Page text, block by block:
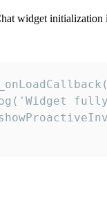
widget initialization